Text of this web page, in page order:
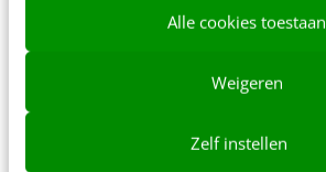
Alle cookies toestaan
Weigeren
Zelf instellen
Content & Communicatie
Klantcontact & CX